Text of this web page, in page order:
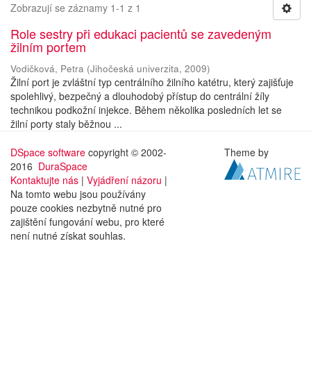
Zobrazují se záznamy 1-1 z 1
Role sestry při edukaci pacientů se zavedeným
žilním portem
Vodičková, Petra (Jihočeská univerzita, 2009)
Žilní port je zvláštní typ centrálního žilního katétru, který zajišťuje
spolehlivý, bezpečný a dlouhodobý přístup do centrální žíly
technikou podkožní injekce. Během několika posledních let se
žilní porty staly běžnou ...
DSpace software copyright © 2002-
2016 DuraSpace
Kontaktujte nás | Vyjádření názoru |
Na tomto webu jsou používány
pouze cookies nezbytně nutné pro
zajištění fungování webu, pro které
není nutné získat souhlas.
Theme by